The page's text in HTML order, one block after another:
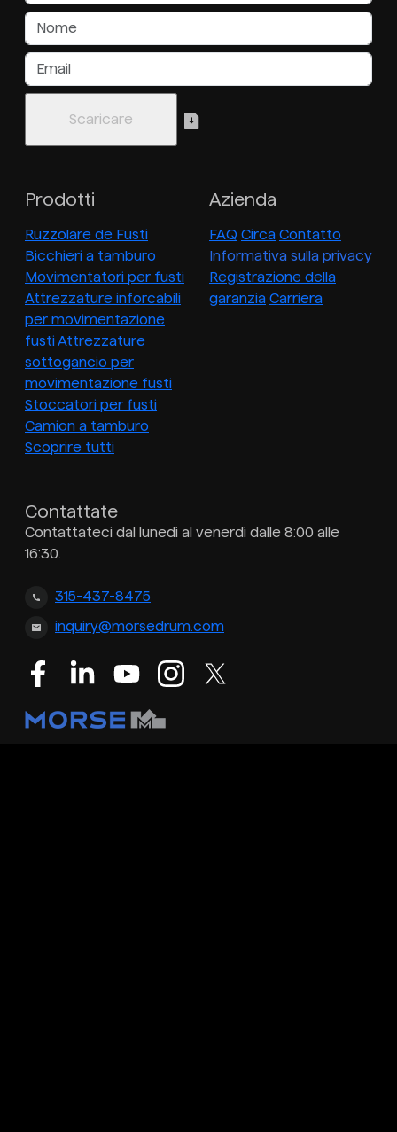
Prodotti
Ruzzolare de Fusti
Bicchieri a tamburo
Movimentatori per fusti
Attrezzature inforcabili
per movimentazione
fustiAttrezzature
sottogancio per
movimentazione fusti
Stoccatori per fusti
Camion a tamburo
Scoprire tutti
Azienda
FAQ Circa Contatto
Informativa sulla privacy
Registrazione della
garanzia Carriera
Contattate
Contattateci dal lunedì al venerdì dalle 8:00 alle
16:30.
315-437-8475
inquiry@morsedrum.com